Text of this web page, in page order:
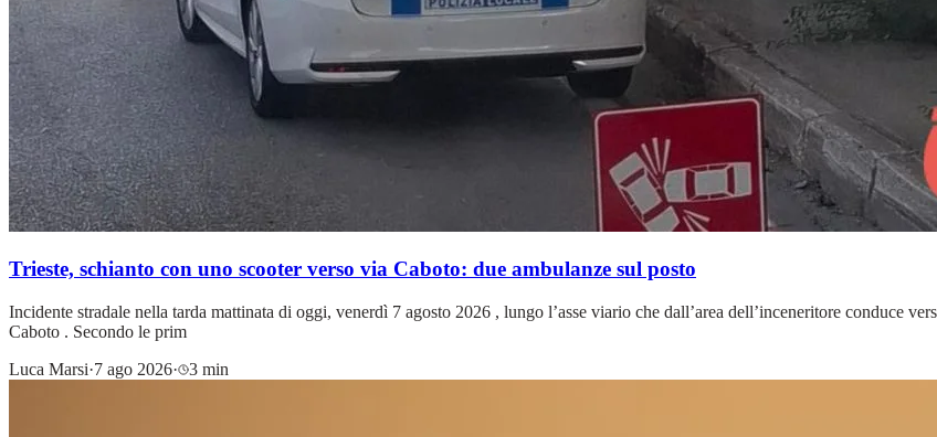
Trieste, schianto con uno scooter verso via Caboto: due ambulanze sul posto
Incidente stradale nella tarda mattinata di oggi, venerdì 7 agosto 2026 , lungo l’asse viario che dall’area dell’inceneritore conduce
Caboto . Secondo le prim
Luca Marsi·7 ago 2026· 3 min